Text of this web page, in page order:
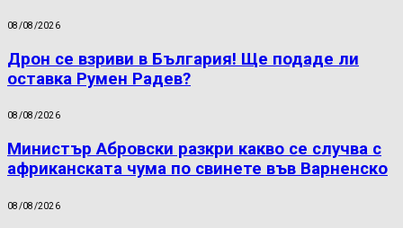
08/08/2026
Дрон се взриви в България! Ще подаде ли
оставка Румен Радев?
08/08/2026
Министър Абровски разкри какво се случва с
африканската чума по свинете във Варненско
08/08/2026